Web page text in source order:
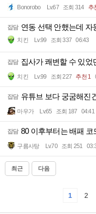
Bonorobo Lv.67 조회 314 추
잡담 연동 선택 안했는데 자
치킨 Lv.99 조회 337 06:43
잡담 집사가 쾌변할 수 있었
치킨 Lv.99 조회 227 추천 1
잡담 유튜브 보다 궁굼해진
마우가 Lv.65 조회 187 04:41
잡담 80 이후부터는 배패 코
구름사탕 Lv.70 조회 251
최근 다음
1 2